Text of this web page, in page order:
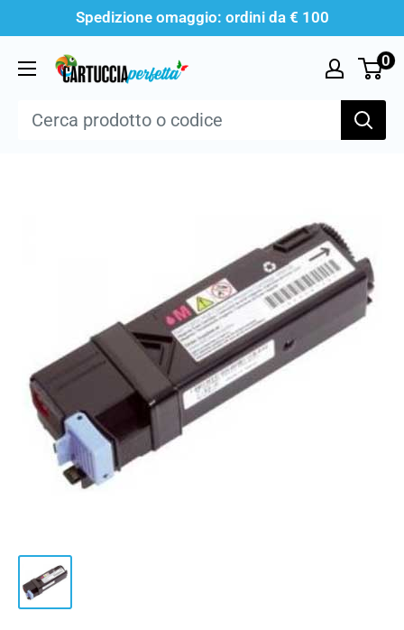
contenuto
Spedizione omaggio: ordini da € 100
Cartucciaperfetta 0